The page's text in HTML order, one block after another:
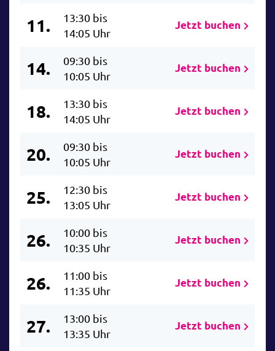
11.
13:30 bis
14:05 Uhr
Jetzt buchen
14.
09:30 bis
10:05 Uhr
Jetzt buchen
18.
13:30 bis
14:05 Uhr
Jetzt buchen
20.
09:30 bis
10:05 Uhr
Jetzt buchen
25.
12:30 bis
13:05 Uhr
Jetzt buchen
26.
10:00 bis
10:35 Uhr
Jetzt buchen
26.
11:00 bis
11:35 Uhr
Jetzt buchen
27.
13:00 bis
13:35 Uhr
Jetzt buchen